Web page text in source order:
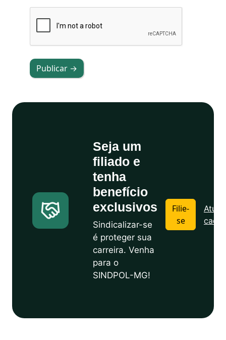
Publicar →
Seja um
filiado e
tenha
benefício
exclusivos
Sindicalizar-se
é proteger sua
carreira. Venha
para o
SINDPOL-MG!
Filie-
se